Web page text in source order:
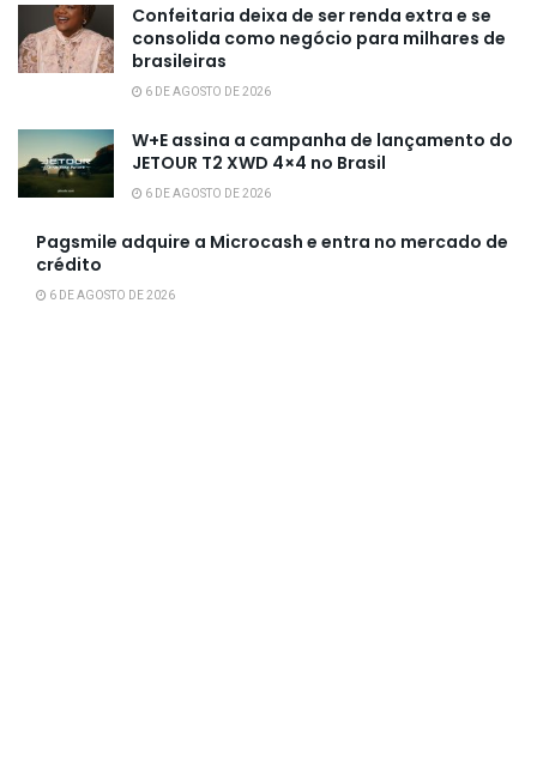
Confeitaria deixa de ser renda extra e se
consolida como negócio para milhares de
brasileiras
6 DE AGOSTO DE 2026
W+E assina a campanha de lançamento do
JETOUR T2 XWD 4×4 no Brasil
6 DE AGOSTO DE 2026
Pagsmile adquire a Microcash e entra no mercado de
crédito
6 DE AGOSTO DE 2026